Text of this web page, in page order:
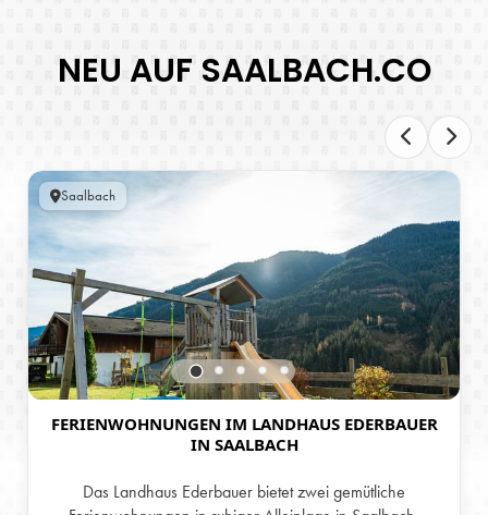
NEU AUF SAALBACH.CO
Saalbach
FERIENWOHNUNGEN IM LANDHAUS EDERBAUER
IN SAALBACH
Das Landhaus Ederbauer bietet zwei gemütliche